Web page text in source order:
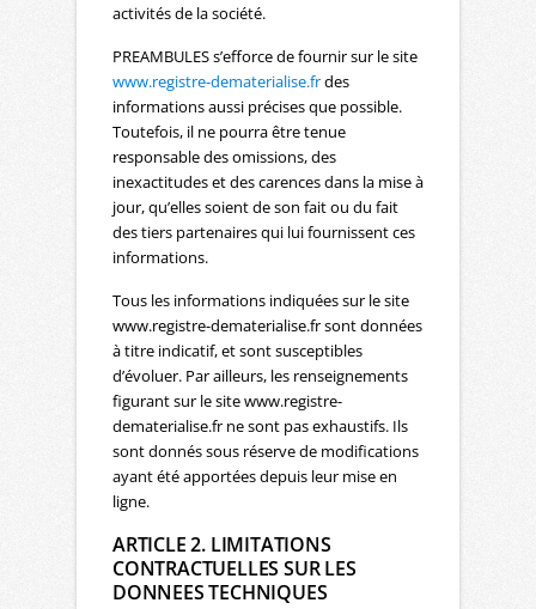
activités de la société.
PREAMBULES s’efforce de fournir sur le site
www.registre-dematerialise.frdes
informations aussi précises que possible.
Toutefois, il ne pourra être tenue
responsable des omissions, des
inexactitudes et des carences dans la mise à
jour, qu’elles soient de son fait ou du fait
des tiers partenaires qui lui fournissent ces
informations.
Tous les informations indiquées sur le site
www.registre-dematerialise.fr sont données
à titre indicatif, et sont susceptibles
d’évoluer. Par ailleurs, les renseignements
figurant sur le site www.registre-
dematerialise.fr ne sont pas exhaustifs. Ils
sont donnés sous réserve de modifications
ayant été apportées depuis leur mise en
ligne.
ARTICLE 2. LIMITATIONS
CONTRACTUELLES SUR LES
DONNEES TECHNIQUES